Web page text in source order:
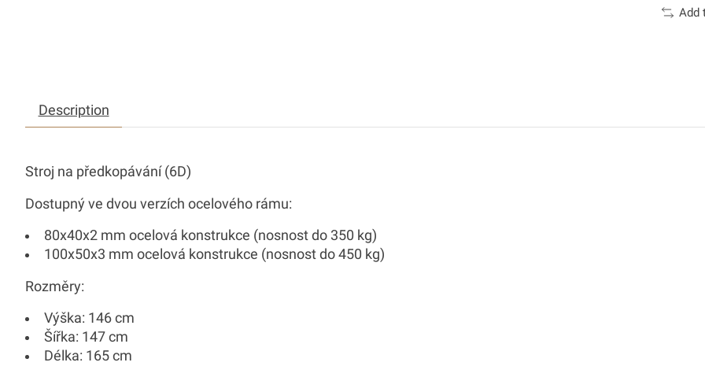
Add
Description
Stroj na předkopávání (6D)
Dostupný ve dvou verzích ocelového rámu:
80x40x2 mm ocelová konstrukce (nosnost do 350 kg)
100x50x3 mm ocelová konstrukce (nosnost do 450 kg)
Rozměry:
Výška: 146 cm
Šířka: 147 cm
Délka: 165 cm